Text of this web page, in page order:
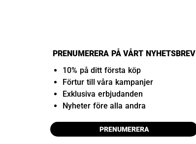
PRENUMERERA PÅ VÅRT NYHETSBREV
10% på ditt första köp
Förtur till våra kampanjer
Exklusiva erbjudanden
Nyheter före alla andra
PRENUMERERA